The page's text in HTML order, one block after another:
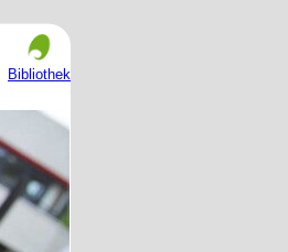
Bibliothek